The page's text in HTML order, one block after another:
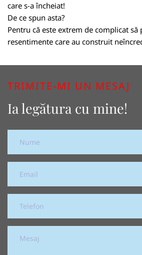
care s-a încheiat!
De ce spun asta?
Pentru că este extrem de complicat
resentimente care au construit
TRIMITE-MI UN MESAJ
Ia legătura cu mine!